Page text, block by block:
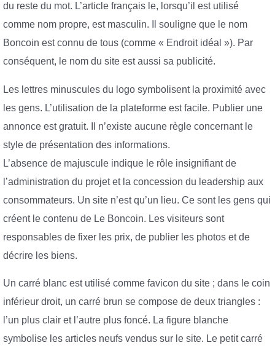
du reste du mot. L’article français le, lorsqu’il est utilisé
comme nom propre, est masculin. Il souligne que le nom
Boncoin est connu de tous (comme « Endroit idéal »). Par
conséquent, le nom du site est aussi sa publicité.
Les lettres minuscules du logo symbolisent la proximité avec
les gens. L’utilisation de la plateforme est facile. Publier une
annonce est gratuit. Il n’existe aucune règle concernant le
style de présentation des informations.
L’absence de majuscule indique le rôle insignifiant de
l’administration du projet et la concession du leadership aux
consommateurs. Un site n’est qu’un lieu. Ce sont les gens qui
créent le contenu de Le Boncoin. Les visiteurs sont
responsables de fixer les prix, de publier les photos et de
décrire les biens.
Un carré blanc est utilisé comme favicon du site ; dans le coin
inférieur droit, un carré brun se compose de deux triangles :
l’un plus clair et l’autre plus foncé. La figure blanche
symbolise les articles neufs vendus sur le site. Le petit carré